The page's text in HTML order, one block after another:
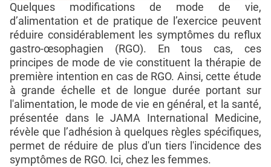
Quelques modifications de mode de vie,
d’alimentation et de pratique de l’exercice peuvent
réduire considérablement les symptômes du reflux
gastro-œsophagien (RGO). En tous cas, ces
principes de mode de vie constituent la thérapie de
première intention en cas de RGO. Ainsi, cette étude
à grande échelle et de longue durée portant sur
l'alimentation, le mode de vie en général, et la santé,
présentée dans le JAMA International Medicine,
révèle que l’adhésion à quelques règles spécifiques,
permet de réduire de plus d'un tiers l'incidence des
symptômes de RGO. Ici, chez les femmes.